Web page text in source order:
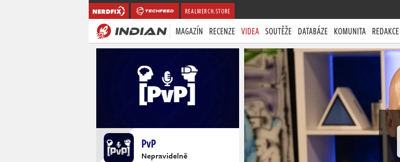
REALMERCH.STORE
MAGAZÍN RECENZE VIDEA SOUTĚŽE DATABÁZE KOMUNITA REDAKCE
PvP
Nepravidelně